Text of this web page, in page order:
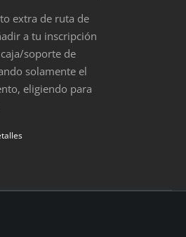
extra de ruta de
a tu inscripción
soporte de
solamente el
eligiendo para